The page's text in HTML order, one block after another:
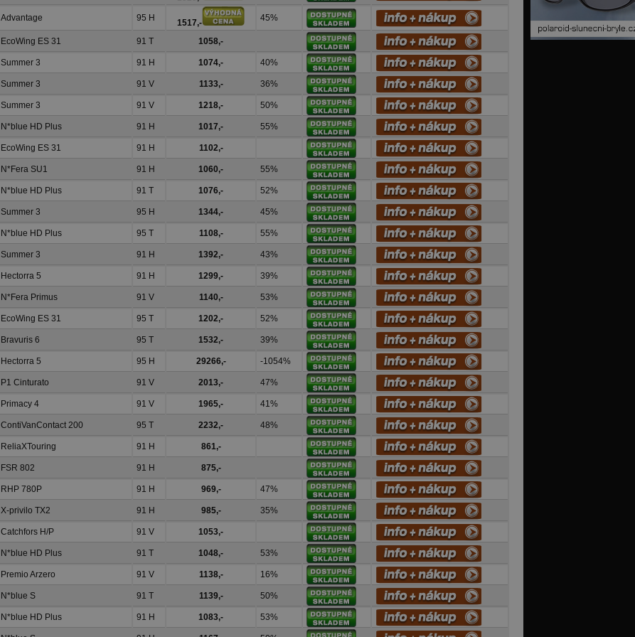
Advantage 95 H 1517,- 45%
EcoWing ES 31 91 T 1058,-
Summer 3 91 H 1074,- 40%
Summer 3 91 V 1133,- 36%
Summer 3 91 V 1218,- 50%
N*blue HD Plus 91 H 1017,- 55%
EcoWing ES 31 91 H 1102,-
N*Fera SU1 91 H 1060,- 55%
N*blue HD Plus 91 T 1076,- 52%
Summer 3 95 H 1344,- 45%
N*blue HD Plus 95 T 1108,- 55%
Summer 3 91 H 1392,- 43%
Hectorra 5 91 H 1299,- 39%
N*Fera Primus 91 V 1140,- 53%
EcoWing ES 31 95 T 1202,- 52%
Bravuris 6 95 T 1532,- 39%
Hectorra 5 95 H 29266,- -1054%
P1 Cinturato 91 V 2013,- 47%
Primacy 4 91 V 1965,- 41%
ContiVanContact 200 95 T 2232,- 48%
ReliaXTouring 91 H 861,-
FSR 802 91 H 875,-
RHP 780P 91 H 969,- 47%
X-privilo TX2 91 H 985,- 35%
Catchfors H/P 91 V 1053,-
N*blue HD Plus 91 T 1048,- 53%
Premio Arzero 91 V 1138,- 16%
N*blue S 91 T 1139,- 50%
N*blue HD Plus 91 H 1083,- 53%